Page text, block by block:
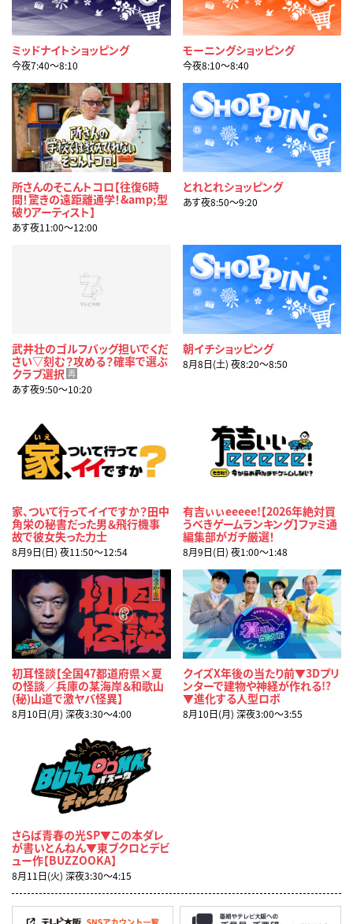
ミッドナイトショッピング
今夜7:40〜8:10
モーニングショッピング
今夜8:10〜8:40
所さんのそこんトコロ【往復6時
間！驚きの遠距離通学！&amp;型
破りアーティスト】
あす夜11:00〜12:00
とれとれショッピング
あす夜8:50〜9:20
武井壮のゴルフバッグ担いでくだ
さい▽刻む？攻める？確率で選ぶ
クラブ選択 再
あす夜9:50〜10:20
朝イチショッピング
8月8日(土) 夜8:20〜8:50
家、ついて行ってイイですか？田中
角栄の秘書だった男＆飛行機事
故で彼女失った力士
8月9日(日) 夜11:50〜12:54
有吉ぃぃeeeee!【2026年絶対買
うべきゲームランキング】ファミ通
編集部がガチ厳選！
8月9日(日) 夜1:00〜1:48
初耳怪談【全国47都道府県×夏
の怪談／兵庫の某海岸＆和歌山
(秘)山道で激ヤバ怪異】
8月10日(月) 深夜3:30〜4:00
クイズX年後の当たり前▼3Dプリ
ンターで建物や神経が作れる!?
▼進化する人型ロボ
8月10日(月) 深夜3:00〜3:55
さらば青春の光SP▼この本ダレ
が書いとんねん▼東ブクロとデビ
ュー作【BUZZOOKA】
8月11日(火) 深夜3:30〜4:15